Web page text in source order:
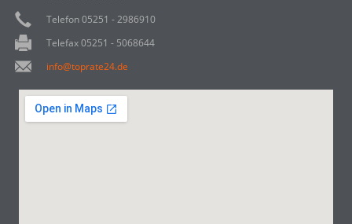
Telefon 05251 - 2986910
Telefax 05251 - 5068644
info@toprate24.de